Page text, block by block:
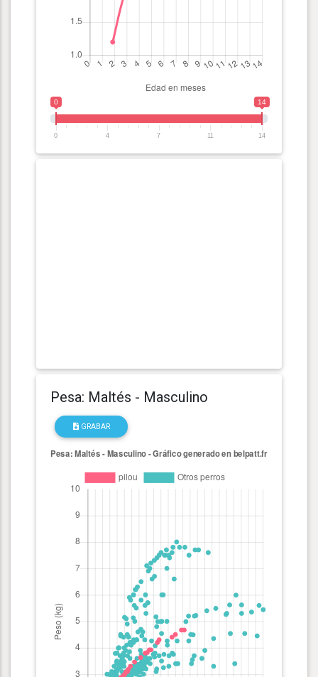
0 14
0 4 7 11 14
Pesa: Maltés - Masculino
GRABAR